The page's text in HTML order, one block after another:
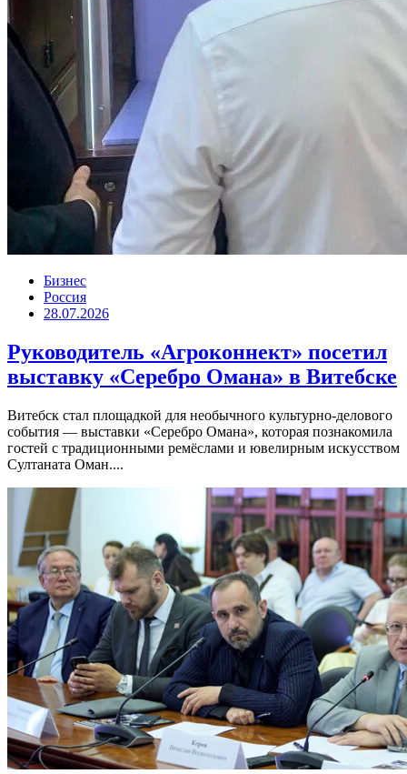
Бизнес
Россия
28.07.2026
Руководитель «Агроконнект» посетил
выставку «Серебро Омана» в Витебске
Витебск стал площадкой для необычного культурно-делового
события — выставки «Серебро Омана», которая познакомила
гостей с традиционными ремёслами и ювелирным искусством
Султаната Оман....